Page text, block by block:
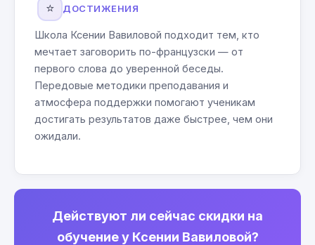
⭐ ДОСТИЖЕНИЯ
Школа Ксении Вавиловой подходит тем, кто
мечтает заговорить по-французски — от
первого слова до уверенной беседы.
Передовые методики преподавания и
атмосфера поддержки помогают ученикам
достигать результатов даже быстрее, чем они
ожидали.
Действуют ли сейчас скидки на
обучение у Ксении Вавиловой?